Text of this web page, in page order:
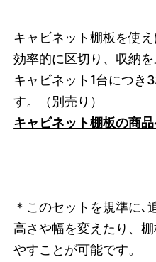
キャビネット棚板を使
効率的に区切り、収納を
キャビネット1台につき
す。
（別売り）
キャビネット棚板の商
＊このセットを規準に､
高さや幅を変えたり、
やすことが可能です。